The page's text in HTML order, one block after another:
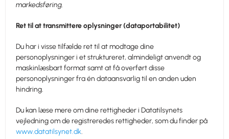
markedsføring.
Ret til at transmittere oplysninger (dataportabilitet)
Du har i visse tilfælde ret til at modtage dine
personoplysninger i et struktureret, almindeligt anvendt og
maskinlæsbart format samt at få overført disse
personoplysninger fra én dataansvarlig til en anden uden
hindring.
Du kan læse mere om dine rettigheder i Datatilsynets
vejledning om de registreredes rettigheder, som du finder på
www.datatilsynet.dk.